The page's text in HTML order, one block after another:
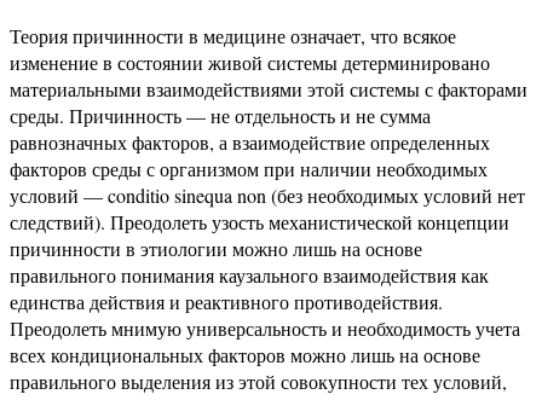
Теория причинности в медицине означает, что всякое
изменение в состоянии живой системы детерминировано
материальными взаимодействиями этой системы с факторами
среды. Причинность — не отдельность и не сумма
равнозначных факторов, а взаимодействие определенных
факторов среды с организмом при наличии необходимых
условий — conditio sinequa non (без необходимых условий нет
следствий). Преодолеть узость механистической концепции
причинности в этиологии можно лишь на основе
правильного понимания каузального взаимодействия как
единства действия и реактивного противодействия.
Преодолеть мнимую универсальность и необходимость учета
всех кондициональных факторов можно лишь на основе
правильного выделения из этой совокупности тех условий,